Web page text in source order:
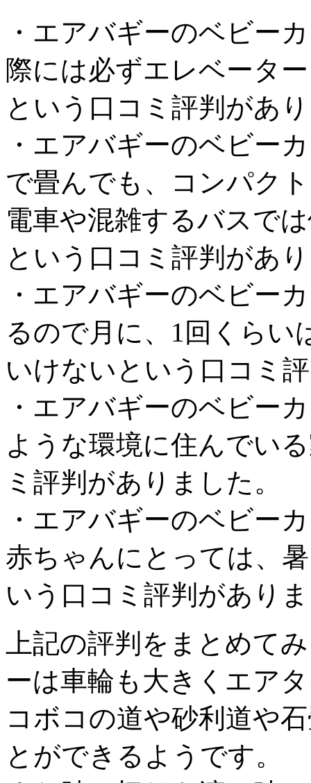
・エアバギーのベビー
際には必ずエレベータ
という口コミ評判があ
・エアバギーのベビー
で畳んでも、コンパク
電車や混雑するバスで
という口コミ評判があ
・エアバギーのベビー
るので月に、1回くらい
いけないという口コミ
・エアバギーのベビー
ような環境に住んでい
ミ評判がありました。
・エアバギーのベビー
赤ちゃんにとっては、
いう口コミ評判があり
上記の評判をまとめて
ーは車輪も大きくエア
コボコの道や砂利道や
とができるようです。